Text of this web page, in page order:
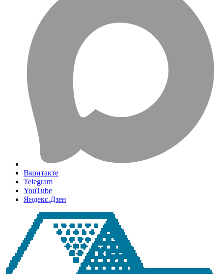
Вконтакте
Telegram
YouTube
Яндекс.Дзен